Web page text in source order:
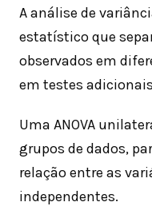
A análise de
estatístico que
observados em
em testes
Uma ANOVA
grupos de dados,
relação entre as
independentes.